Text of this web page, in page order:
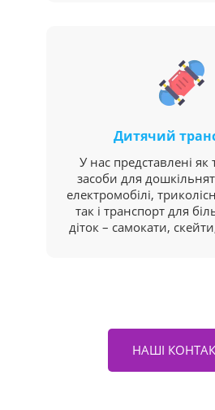
Дитячий
У нас представлені як
засоби для
електромобілі,
так і транспорт для
діток – самокати,
НАШІ